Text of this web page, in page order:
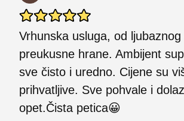
Vrhunska usluga, od ljubaznog
preukusne hrane. Ambijent
sve čisto i uredno. Cijene su
prihvatljive. Sve pohvale i
opet.Čista petica😀